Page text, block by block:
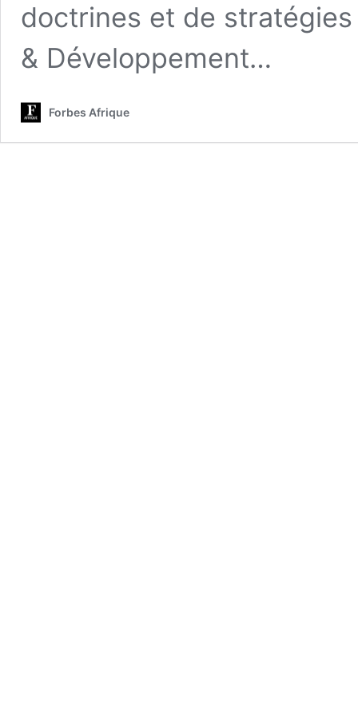
doctrines et de stratégies
& Développement…
Forbes Afrique